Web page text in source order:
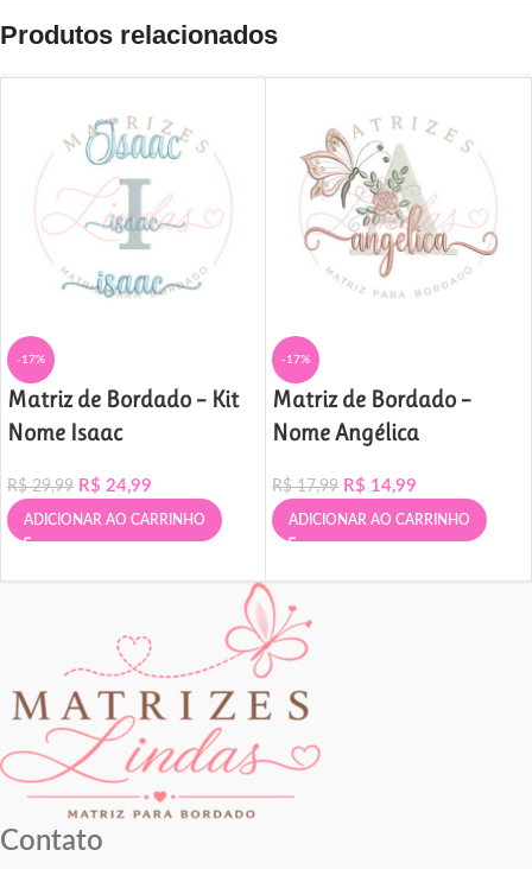
Produtos relacionados
-17%
Matriz de Bordado – Kit
Nome Isaac
R$29,99 R$ 24,99
ADICIONAR AO CARRINHO
-17%
Matriz de Bordado –
Nome Angélica
R$17,99 R$ 14,99
ADICIONAR AO CARRINHO
Contato